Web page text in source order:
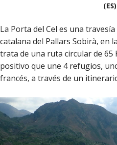
(ES)
La Porta del Cel es una
catalana del Pallars Sobirà, en
trata de una ruta circular de 65
positivo que une 4 refugios,
francés, a través de un